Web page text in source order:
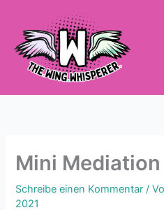
springen
Mini
Schreibe einen Kommentar /
2021